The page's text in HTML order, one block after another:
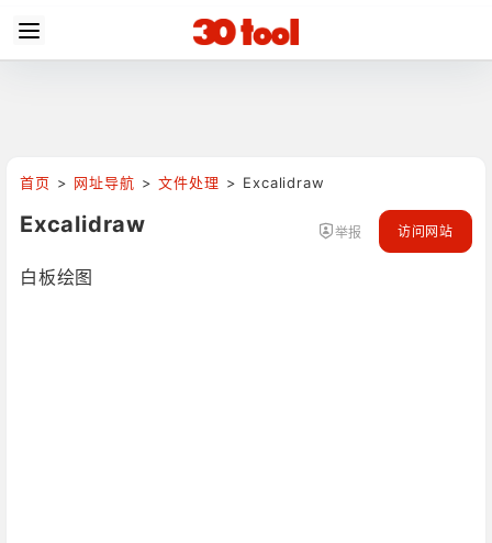
首页 > 网址导航 > 文件处理 > Excalidraw
Excalidraw 举报 访问网站
白板绘图